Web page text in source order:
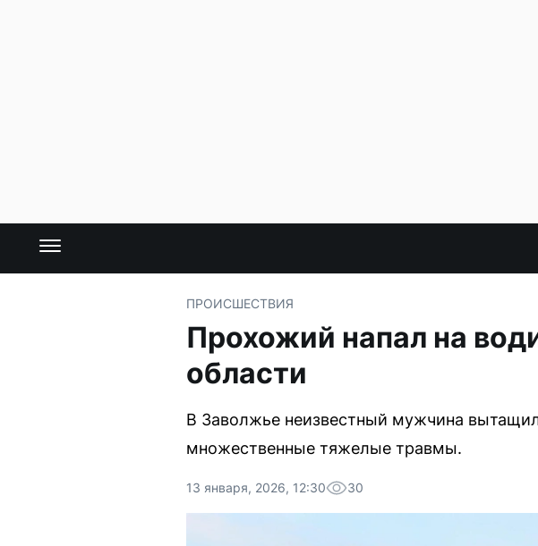
ПРОИСШЕСТВИЯ
Прохожий напал на
области
В Заволжье неизвестный мужчина
множественные тяжелые травмы.
13 января, 2026, 12:30 30